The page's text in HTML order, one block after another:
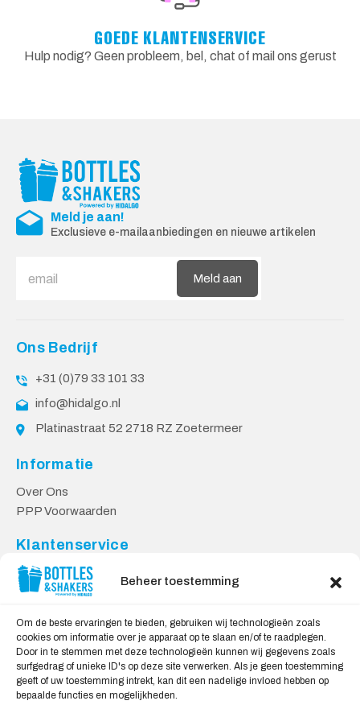
Beheer toestemming
Om de beste ervaringen te bieden, gebruiken wij technologieën zoals
cookies om informatie over je apparaat op te slaan en/of te raadplegen.
Door in te stemmen met deze technologieën kunnen wij gegevens zoals
surfgedrag of unieke ID's op deze site verwerken. Als je geen toestemming
geeft of uw toestemming intrekt, kan dit een nadelige invloed hebben op
bepaalde functies en mogelijkheden.
GOEDE KLANTENSERVICE
Hulp nodig? Geen probleem, bel, chat of mail ons gerust
Meld je aan!
Exclusieve e-mailaanbiedingen en nieuwe artikelen
Meld aan
Ons Bedrijf
+31 (0)79 33 101 33
info@hidalgo.nl
Platinastraat 52 2718 RZ Zoetermeer
Informatie
Over Ons
PPP Voorwaarden
Klantenservice
Contact
Levering & Retourneren
Veilig Shoppen
My account
Winkelwagen